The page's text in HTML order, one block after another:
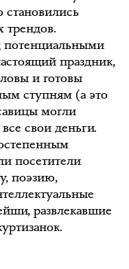
становились
трендов.
потенциальными
праздник,
и готовы
ступням (а это
могли
свои деньги.
посетители
поэзию,
развлекавшие